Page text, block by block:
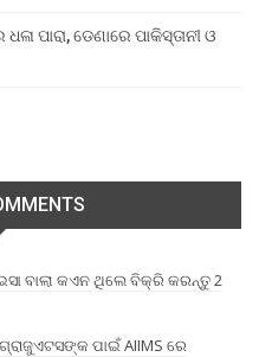
ପାରା, ଡେଣାରେ ପାକିସ୍ତାନୀ ଓ
ବାଲା କଏନ ଥିଲେ ବିକ୍ରି କରନ୍ତୁ 2
ଗ୍ରାଜୁଏଟସଙ୍କ ପାଇଁ AIIMS ରେ